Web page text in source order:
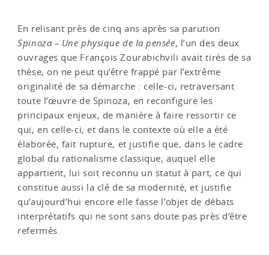
En relisant près de cinq ans après sa parution
Spinoza – Une physique de la pensée, l’un des deux
ouvrages que François Zourabichvili avait tirés de sa
thèse, on ne peut qu’être frappé par l’extrême
originalité de sa démarche : celle-ci, retraversant
toute l’œuvre de Spinoza, en reconfigure les
principaux enjeux, de manière à faire ressortir ce
qui, en celle-ci, et dans le contexte où elle a été
élaborée, fait rupture, et justifie que, dans le cadre
global du rationalisme classique, auquel elle
appartient, lui soit reconnu un statut à part, ce qui
constitue aussi la clé de sa modernité, et justifie
qu’aujourd’hui encore elle fasse l’objet de débats
interprétatifs qui ne sont sans doute pas près d’être
refermés.